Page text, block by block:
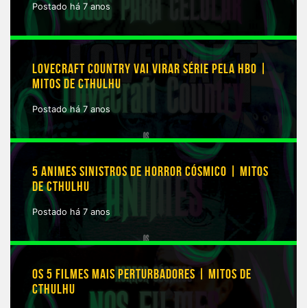
Postado há 7 anos
LOVECRAFT COUNTRY VAI VIRAR SÉRIE PELA HBO |
MITOS DE CTHULHU
Postado há 7 anos
5 ANIMES SINISTROS DE HORROR CÓSMICO | MITOS
DE CTHULHU
Postado há 7 anos
OS 5 FILMES MAIS PERTURBADORES | MITOS DE
CTHULHU